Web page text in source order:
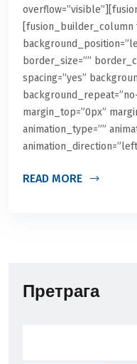
[fusion_builder_column
border_size=””
spacing=”yes”
margin_top=”0px”
animation_type=””
READ MORE
Претрага